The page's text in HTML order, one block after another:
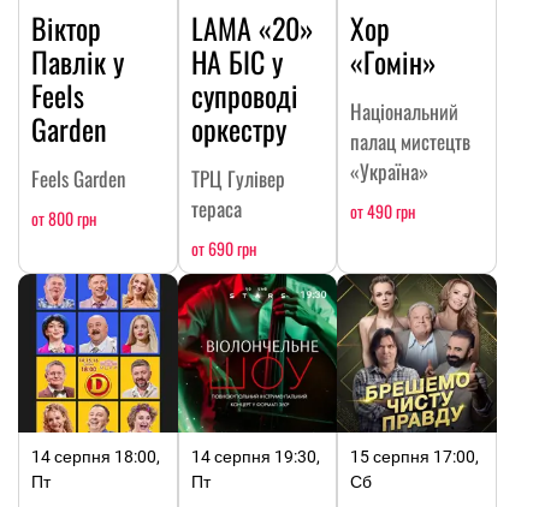
Віктор
Павлік у
Feels
Garden
Feels Garden
от 800 грн
LAMA «20»
НА БІС у
супроводі
оркестру
ТРЦ Гулівер
тераса
от 690 грн
Хор
«Гомін»
Національний
палац мистецтв
«Україна»
от 490 грн
14 серпня 18:00,
Пт
14 серпня 19:30,
Пт
15 серпня 17:00,
Сб